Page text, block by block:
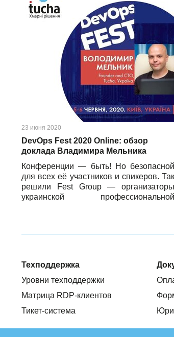
23 июня 2020
DevOps Fest 2020 Online: обзор
доклада Владимира Мельника
Конференции — быть! Но безопасной
для всех её участников и спикеров. Так
решили Fest Group — организаторы
украинской профессиональной
дата проведения мероприятия
доклады от лучших украинских и
зарубежных ИТ-экспертов. DevOps Fest
дней, 5 и 6 июня 2020 года, а её
участники смогли при этом «stay safe,
Техподдержка
Уровни техподдержки
Матрица RDP-клиентов
Тикет-система